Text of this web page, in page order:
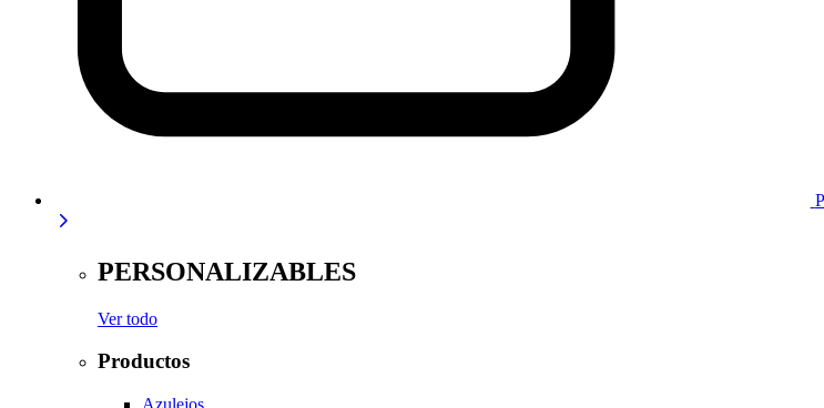
PERSONALIZABLES
Ver todo
Productos